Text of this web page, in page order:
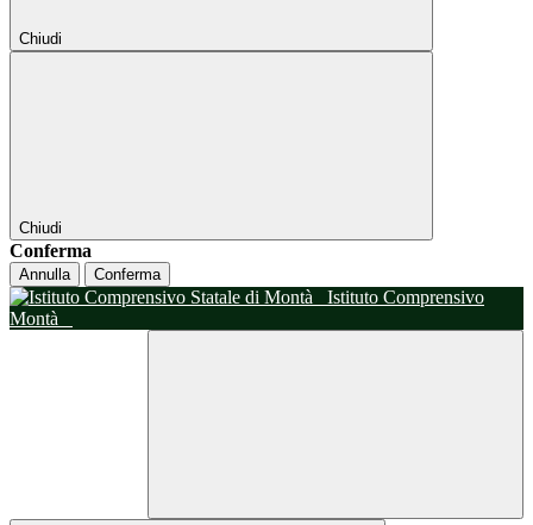
Chiudi
Chiudi
Conferma
Annulla Conferma
Istituto Comprensivo
Montà